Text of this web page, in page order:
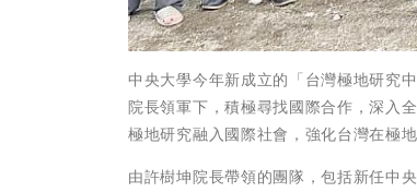
中央大學今年新成立的「台灣極地研究
院長領軍下，積極尋找國際合作，深入
極地研究融入國際社會，強化台灣在極
由許樹坤院長帶領的團隊，包括新任中